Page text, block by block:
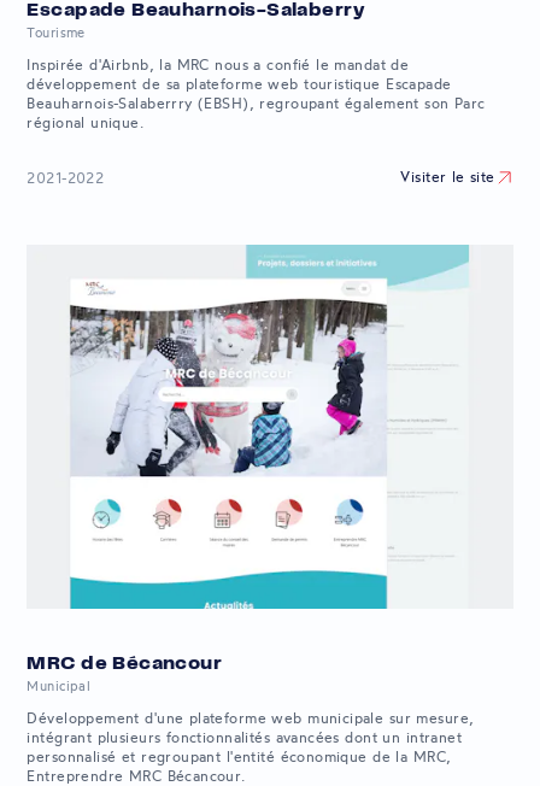
Escapade Beauharnois-Salaberry
Tourisme
Inspirée d'Airbnb, la MRC nous a confié le mandat de
développement de sa plateforme web touristique Escapade
Beauharnois-Salaberrry (EBSH), regroupant également son Parc
régional unique.
2021-2022 Visiter le site
MRC de Bécancour
Municipal
Développement d'une plateforme web municipale sur mesure,
intégrant plusieurs fonctionnalités avancées dont un intranet
personnalisé et regroupant l'entité économique de la MRC,
Entreprendre MRC Bécancour.